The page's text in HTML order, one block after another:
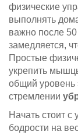
физические
выполнять
важно после
замедляется,
Простые
укрепить
общий уровень
стремлении
Начать стоит с
бодрости на